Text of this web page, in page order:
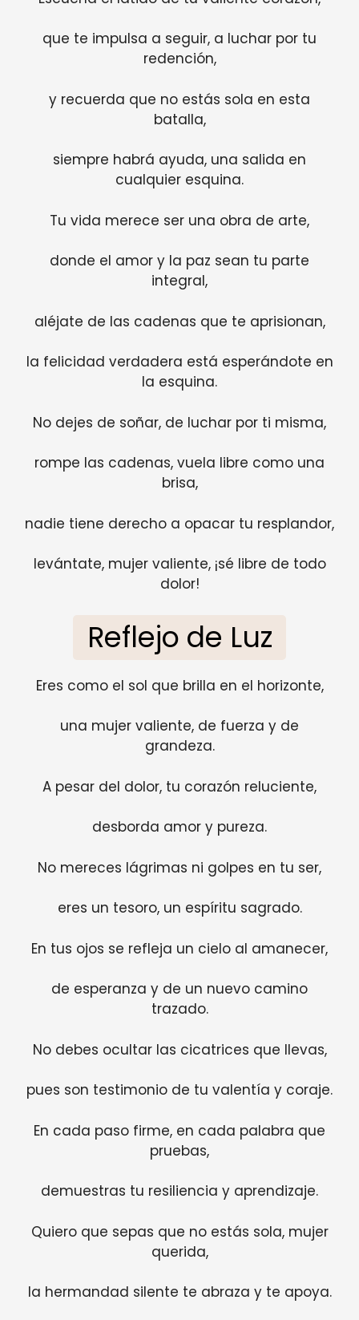
que te impulsa a seguir, a luchar por tu
redención,
y recuerda que no estás sola en esta
batalla,
siempre habrá ayuda, una salida en
cualquier esquina.
Tu vida merece ser una obra de arte,
donde el amor y la paz sean tu parte
integral,
aléjate de las cadenas que te aprisionan,
la felicidad verdadera está esperándote en
la esquina.
No dejes de soñar, de luchar por ti misma,
rompe las cadenas, vuela libre como una
brisa,
nadie tiene derecho a opacar tu resplandor,
levántate, mujer valiente, ¡sé libre de todo
dolor!
Reflejo de Luz
Eres como el sol que brilla en el horizonte,
una mujer valiente, de fuerza y de
grandeza.
A pesar del dolor, tu corazón reluciente,
desborda amor y pureza.
No mereces lágrimas ni golpes en tu ser,
eres un tesoro, un espíritu sagrado.
En tus ojos se refleja un cielo al amanecer,
de esperanza y de un nuevo camino
trazado.
No debes ocultar las cicatrices que llevas,
pues son testimonio de tu valentía y coraje.
En cada paso firme, en cada palabra que
pruebas,
demuestras tu resiliencia y aprendizaje.
Quiero que sepas que no estás sola, mujer
querida,
la hermandad silente te abraza y te apoya.